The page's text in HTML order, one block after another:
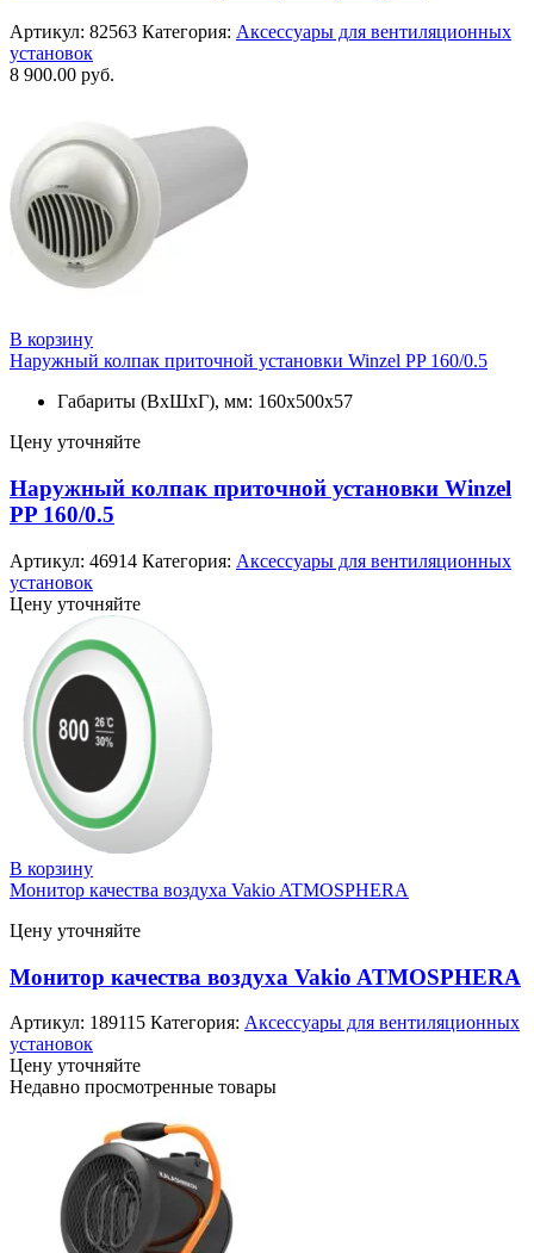
Артикул: 82563 Категория: Аксессуары для вентиляционных
установок
8 900.00 руб.
В корзину
Наружный колпак приточной установки Winzel PP 160/0.5
Габариты (ВхШхГ), мм: 160х500х57
Цену уточняйте
Наружный колпак приточной установки Winzel
PP 160/0.5
Артикул: 46914 Категория: Аксессуары для вентиляционных
установок
Цену уточняйте
В корзину
Монитор качества воздуха Vakio ATMOSPHERA
Цену уточняйте
Монитор качества воздуха Vakio ATMOSPHERA
Артикул: 189115 Категория: Аксессуары для вентиляционных
установок
Цену уточняйте
Недавно просмотренные товары